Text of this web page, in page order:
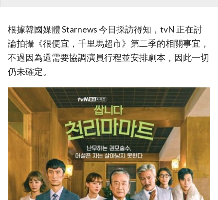
根據韓國媒體 Starnews 今日採訪得知，tvN 正在討
論拍攝《很便宜，千里馬超市》第二季的相關事宜，
不過因為還需要協調演員行程並安排劇本，因此一切
仍未確定。